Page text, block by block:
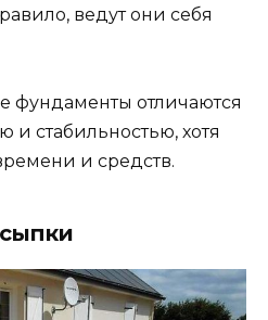
ведут они себя
фундаменты отличаются
и стабильностью, хотя
и средств.